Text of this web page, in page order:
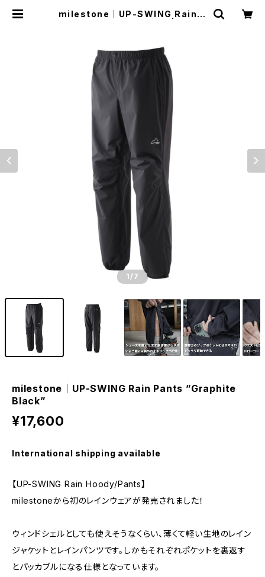
milestone｜UP-SWING Rain P
1 /7
milestone｜UP-SWING Rain Pants ”Graphite
Black”
¥17,600
International shipping available
【UP-SWING Rain Hoody/Pants】
milestoneから初のレインウェアが発売されました！
ウィンドシェルとしても使えそうなくらい、薄くて軽い生地のレイン
ジャケットとレインパンツです。しかもそれぞれポケットを裏返す
とパッカブルになる仕様となっています。